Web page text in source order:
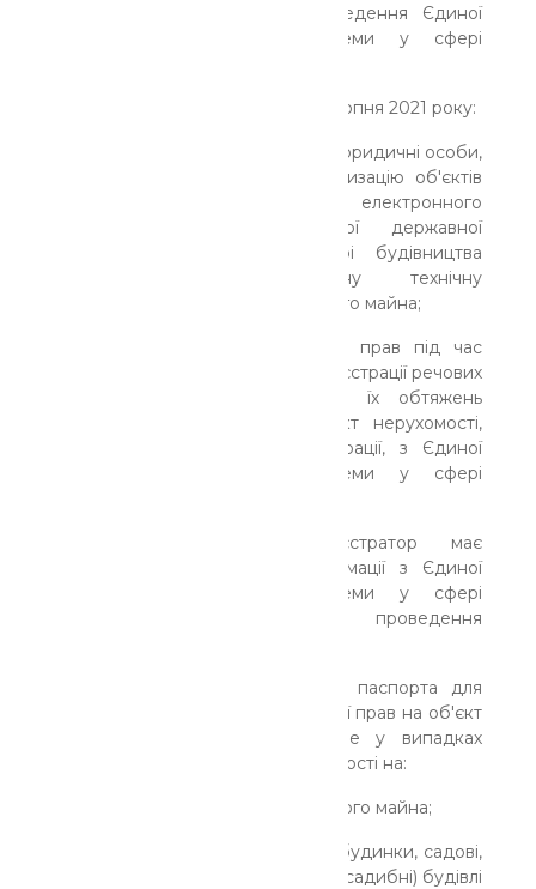
якою затверджено Порядок ведення Єдиної
державної електронної системи у сфері
Постановою визначено, що з 1 серпня 2021 року:
1.Фізичні особи - підприємці або юридичні особи,
які проводять технічну інвентаризацію об'єктів
нерухомого майна, вносять до електронного
кабінету користувача Єдиної державної
електронної системи у сфері будівництва
відомості про проведену технічну
інвентаризацію об'єкта нерухомого майна;
2.Суб'єкти державної реєстрації прав під час
надання послуги у сфері держреєстрації речових
прав на нерухоме майно та їх обтяжень
використовують дані про об'єкт нерухомості,
право на який підлягає реєстрації, з Єдиної
державної електронної системи у сфері
Відповідно, державний реєстратор має
забезпечувати перевірку інформації з Єдиної
державної електронної системи у сфері
будівництва про результати проведення
При цьому подання технічного паспорта для
проведення державної реєстрації прав на об'єкт
нерухомого майна передбачене у випадках
державної реєстрації права власності на:
-новозбудований об'єкт нерухомого майна;
-індивідуальні (садибні) житлові будинки, садові,
дачні будинки, господарські (присадибні) будівлі